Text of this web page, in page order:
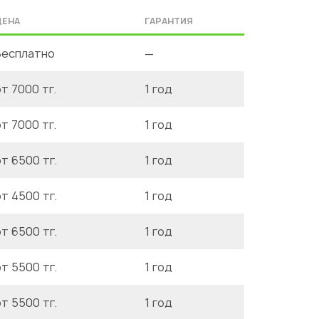
ГАРАНТИЯ
—
7000 тг. 1 год
7000 тг. 1 год
6500 тг. 1 год
4500 тг. 1 год
6500 тг. 1 год
5500 тг. 1 год
5500 тг. 1 год